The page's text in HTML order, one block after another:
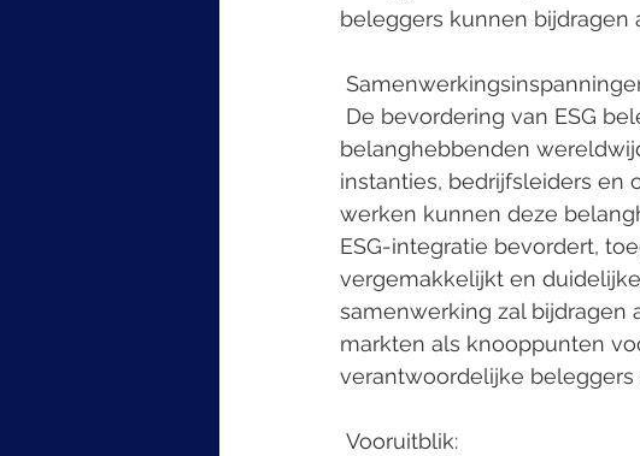
beleggers kunnen bijdragen
belanghebbenden
instanties, bedrijfsleiders en
werken kunnen deze
ESG-integratie bevordert,
vergemakkelijkt en
samenwerking zal bijdragen
markten als knooppunten
verantwoordelijke
Vooruitblik: